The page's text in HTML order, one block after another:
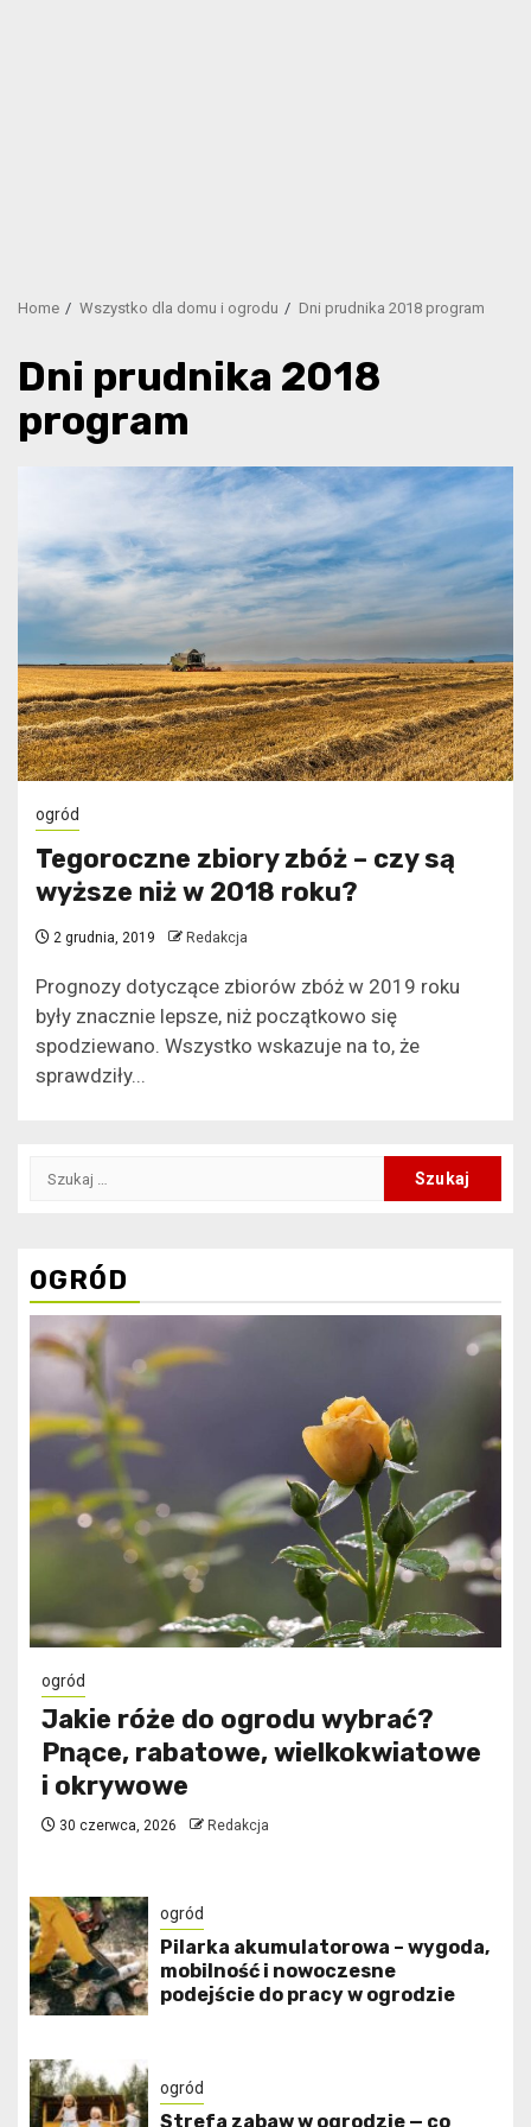
Home Wszystko dla domu i ogrodu Dni prudnika 2018 program
Dni prudnika 2018
program
ogród
Tegoroczne zbiory zbóż – czy są
wyższe niż w 2018 roku?
2 grudnia, 2019 Redakcja
Prognozy dotyczące zbiorów zbóż w 2019 roku
były znacznie lepsze, niż początkowo się
spodziewano. Wszystko wskazuje na to, że
sprawdziły...
Szukaj:
OGRÓD
ogród
Jakie róże do ogrodu wybrać?
Pnące, rabatowe, wielkokwiatowe
i okrywowe
30 czerwca, 2026 Redakcja
ogród
Pilarka akumulatorowa – wygoda,
mobilność i nowoczesne
podejście do pracy w ogrodzie
ogród
Strefa zabaw w ogrodzie — co